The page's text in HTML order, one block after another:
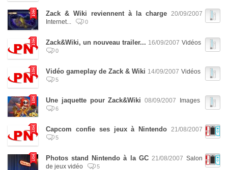
Zack & Wiki reviennent à la charge
20/09/2007
Internet...
0
Zack&Wiki, un nouveau trailer... 16/09/2007 Vidéos
0
Vidéo gameplay de Zack & Wiki 14/09/2007 Vidéos
5
Une jaquette pour Zack&Wiki 08/09/2007 Images
6
Capcom confie ses jeux à Nintendo 21/08/2007
5
Photos stand Nintendo à la GC 21/08/2007 Salon
de jeux vidéo
5